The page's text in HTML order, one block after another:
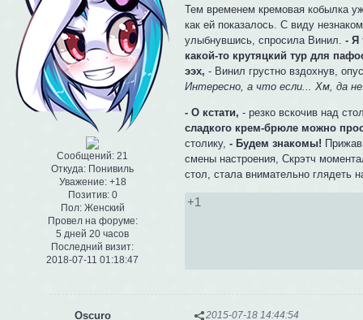
Сообщений: 21
Откуда: Понивиль
Уважение: +18
Позитив: 0
Пол:Женский
Провел на форуме:
5 дней 20 часов
Последний визит:
2018-07-11 01:18:47
Тем временем кремовая кобылка
как ей показалось. С виду
улыбнувшись, спросила Винил.- Я
какой-то крутяцкий тур для
ээх, - Винил грустно вздохнув,
Интересно, а что если... Хм, да
- О кстати, - резко вскочив над
сладкого крем-брюле можно
столику,- Будем знакомы!
смены настроения, Скрэтч
стол, стала внимательно глядеть
+1
2015-07-18 14:44:54
Oscuro